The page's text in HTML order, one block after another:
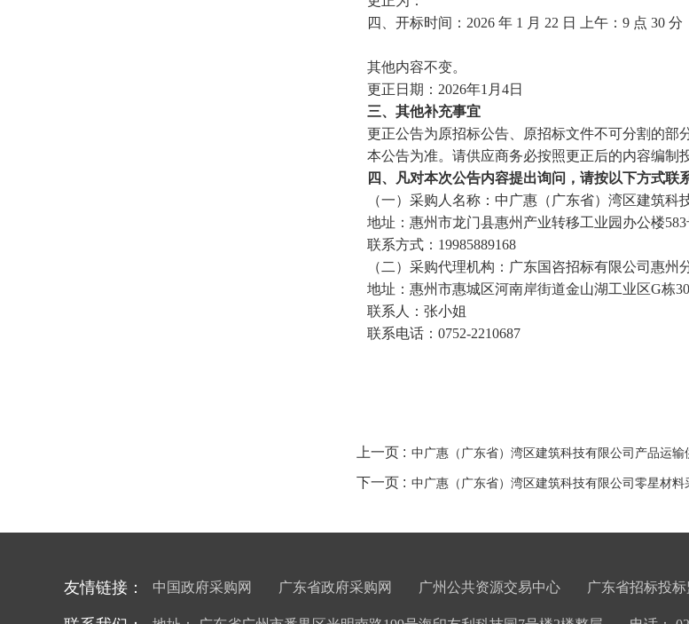
四、开标时间： 2026 年 1 月 22 日 上午：9 点 30 分
其他内容不变。
更正日期： 2026年1 月 4日
三、其他补充事宜
更正公告为原招标公告、原招标文件不可分割的部
本公告为准。请供应商务必按照更正后的内容编制
四、凡对本次公告内容提出询问，请按以下方式联系
（一）采购人名称：中广惠（广东省）湾区建筑科
地址：惠州市龙门县惠州产业转移工业园办公楼
联系方式： 19985889168
（二）采购代理机构：广东国咨招标有限公司 惠州
地址：惠州市惠城区河南岸街道金山湖工业区G栋
联系人：张小姐
联系电话： 0752-2210687
上一页 : 中广惠（广东省）湾区建筑科技有限公司产品运
下一页 : 中广惠（广东省）湾区建筑科技有限公司零星材
友情链接： 中国政府采购网 广东省政府采购网 广州公共资源交易中心 广东省招标投标